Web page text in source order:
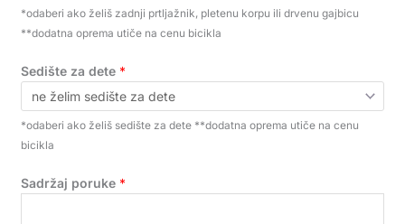
*odaberi ako želiš zadnji prtljažnik, pletenu korpu ili drvenu gajbicu
**dodatna oprema utiče na cenu bicikla
Sedište za dete *
*odaberi ako želiš sedište za dete **dodatna oprema utiče na cenu
bicikla
Sadržaj poruke *